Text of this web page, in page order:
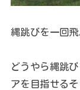
縄跳びを一回
どうやら縄跳
アを目指せるそ